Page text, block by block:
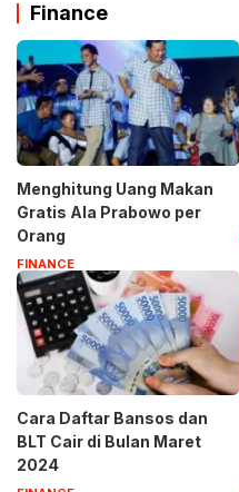
Finance
Menghitung Uang Makan
Gratis Ala Prabowo per
Orang
FINANCE
Cara Daftar Bansos dan
BLT Cair di Bulan Maret
2024